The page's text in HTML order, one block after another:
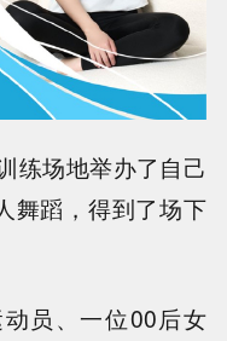
练场地举办了自己
舞蹈，得到了场下
员、一位00后女